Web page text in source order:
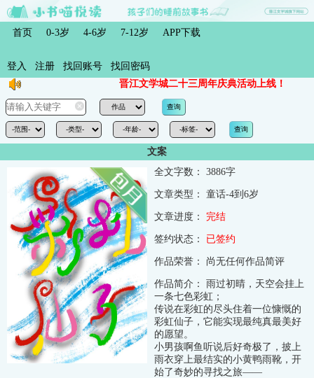
首页 0-3岁 4-6岁 7-12岁 APP下载
登入 注册 找回账号
找回密码
晋江文学城二十三周年庆典活动上线！
文案
全文字数：
3886字
文章类型： 童话-4到6岁
文章进度： 完结
签约状态： 已签约
作品荣誉： 尚无任何作品简评
作品简介：
雨过初晴，天空会挂上
一条七色彩虹；
传说在彩虹的尽头住着一位慷慨的
彩虹仙子，它能实现最纯真最美好
的愿望。
小男孩啊鱼听说后好奇极了，披上
雨衣穿上最结实的小黄鸭雨靴，开
始了奇妙的寻找之旅——